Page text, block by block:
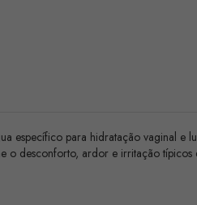
específico para hidratação vaginal
o desconforto, ardor e irritação